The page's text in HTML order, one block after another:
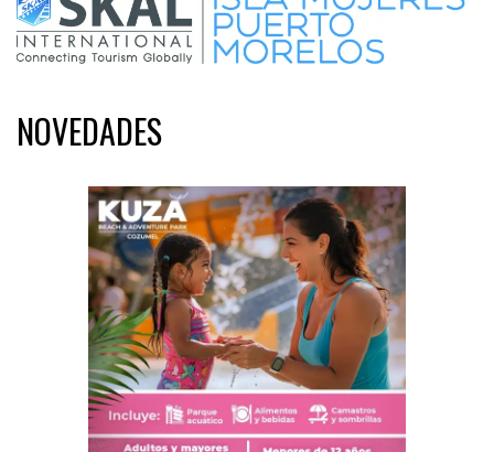
NOVEDADES